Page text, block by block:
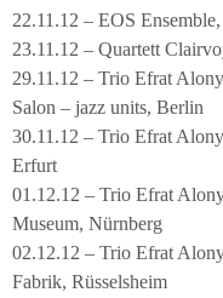
22.11.12 – EOS
23.11.12 – Quartett
29.11.12 – Trio Efrat
Salon – jazz units, Berlin
30.11.12 – Trio Efrat
Erfurt
01.12.12 – Trio Efrat
Museum, Nürnberg
02.12.12 – Trio Efrat
Fabrik, Rüsselsheim